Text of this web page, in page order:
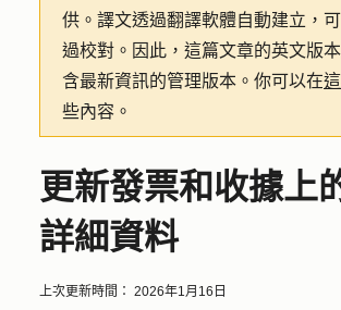
供。譯文透過翻譯軟體自動建立，
過校對。因此，這篇文章的英文版
含最新資訊的管理版本。你可以在
些內容。
更新發票和收據上
詳細資料
上次更新時間： 2026年1月16日